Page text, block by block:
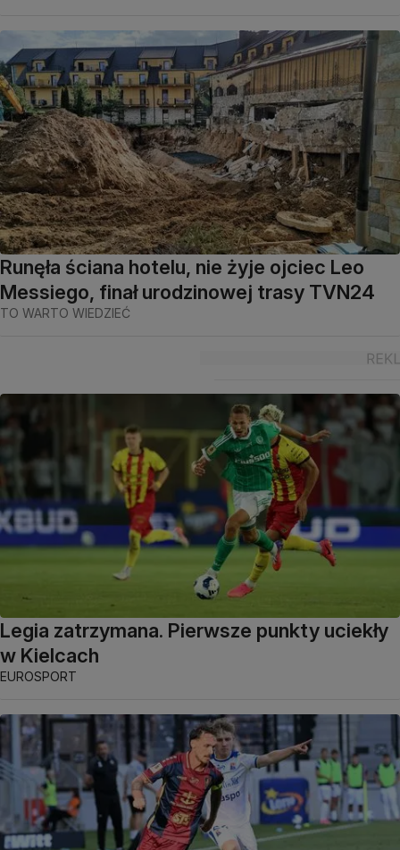
Runęła ściana hotelu, nie żyje ojciec Leo
Messiego, finał urodzinowej trasy TVN24
TO WARTO WIEDZIEĆ
Legia zatrzymana. Pierwsze punkty uciekły
w Kielcach
EUROSPORT